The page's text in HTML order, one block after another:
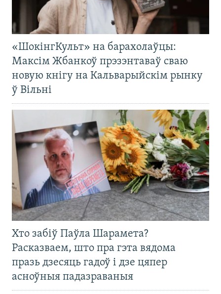
«ШокінгКульт» на барахолаўцы:
Максім Жбанкоў прэзэнтаваў сваю
новую кнігу на Кальварыйскім рынку
ў Вільні
Хто забіў Паўла Шарамета?
Расказваем, што пра гэта вядома
празь дзесяць гадоў і дзе цяпер
асноўныя падазраваныя